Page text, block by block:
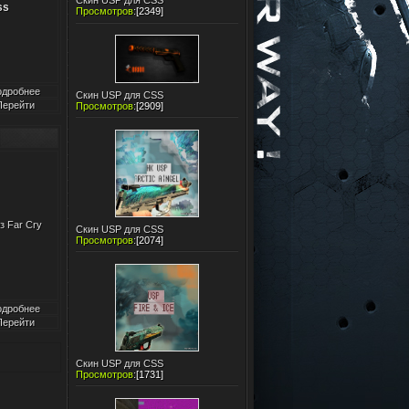
Far Cry
Просмотров:[2349]
Скин USP для CSS
Просмотров:[2909]
Скин USP для CSS
Просмотров:[2074]
Скин USP для CSS
Просмотров:[1731]